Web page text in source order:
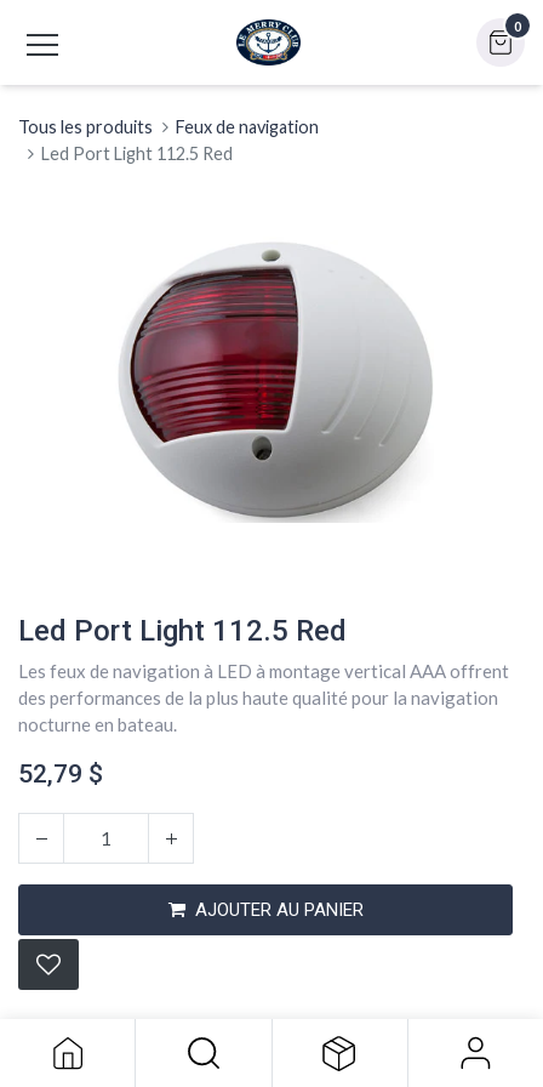
0
Tous les produits
Feux de navigation
Led Port Light 112.5 Red
Led Port Light 112.5 Red
Les feux de navigation à LED à montage vertical AAA offrent
des performances de la plus haute qualité pour la navigation
nocturne en bateau.
52,79 $
AJOUTER AU PANIER
Expédition : 2-3 jours ouvrables